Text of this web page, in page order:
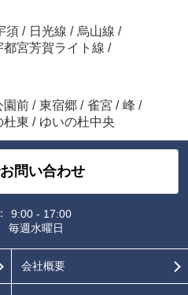
須 / 日光線 / 烏山線 /
都宮芳賀ライト線 /
園前 / 東宿郷 / 雀宮 / 峰 /
杜東 / ゆいの杜中央
問い合わせ
9:00 - 17:00
毎週水曜日
会社概要